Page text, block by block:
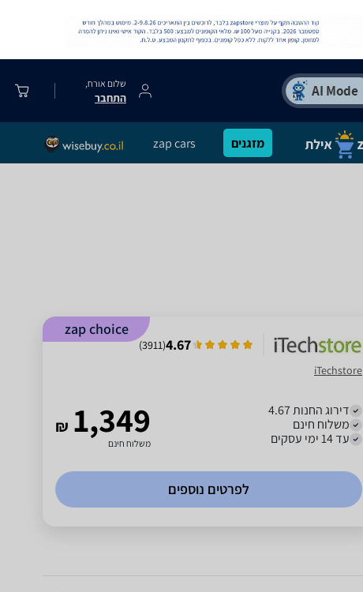
שלום אורח,
התחבר
מזגנים zap cars
zap choice
4.67
(
3911
)
iTechstore
דירוג החנות 4.67
משלוח חינם
עד 14 ימי עסקים
₪ 1,349
משלוח חינם
לפרטים נוספים